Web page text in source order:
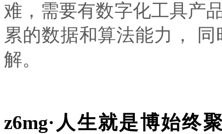
难，需要有数字化工具产
累的数据和算法能力，
解。
z6mg·人生就是博始终